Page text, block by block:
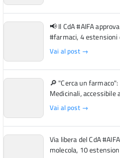
📢 Il CdA #AIFA
#farmaci, 4 estensioni
Vai al post →
🔎 "Cerca un
Medicinali, accessibile
Vai al post →
Via libera del CdA
molecola, 10